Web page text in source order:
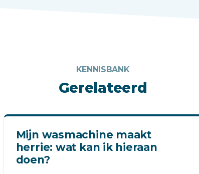
KENNISBANK
Gerelateerd
Mijn wasmachine maakt
herrie: wat kan ik hieraan
doen?